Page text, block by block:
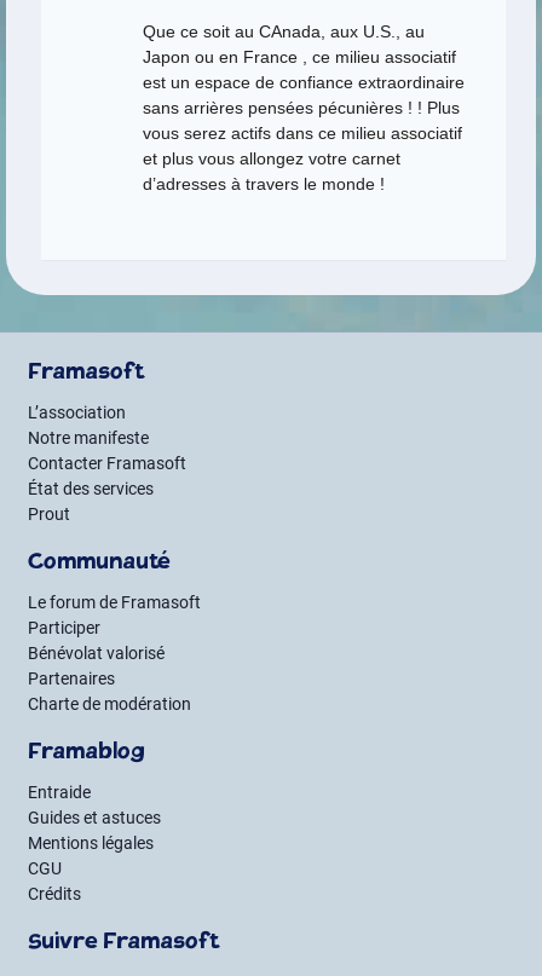
Que ce soit au CAnada, aux U.S., au
Japon ou en France , ce milieu associatif
est un espace de confiance extraordinaire
sans arrières pensées pécunières ! ! Plus
vous serez actifs dans ce milieu associatif
et plus vous allongez votre carnet
d’adresses à travers le monde !
Framasoft
L’association
Notre manifeste
Contacter Framasoft
État des services
Prout
Communauté
Le forum de Framasoft
Participer
Bénévolat valorisé
Partenaires
Charte de modération
Framablog
Entraide
Guides et astuces
Mentions légales
CGU
Crédits
Suivre Framasoft